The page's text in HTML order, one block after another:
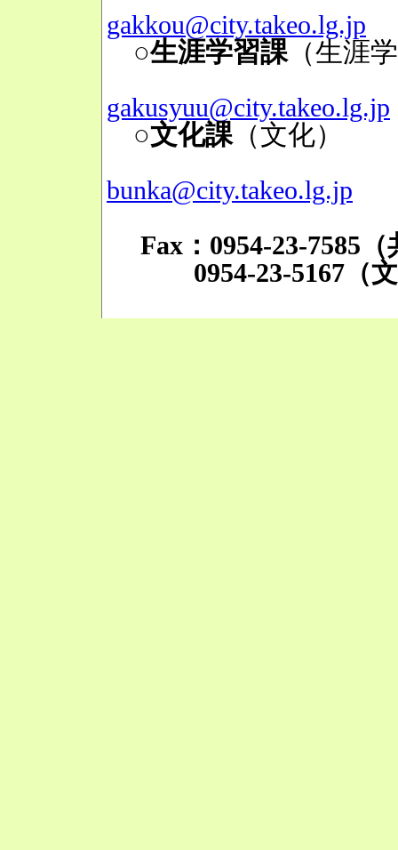
gakkou@city.takeo.lg.jp
○生涯学習課（生涯
gakusyuu@city.takeo.lg.jp
○文化課（文化）
bunka@city.takeo.lg.jp
Fax：0954-23-7585
0954-23-5167（文